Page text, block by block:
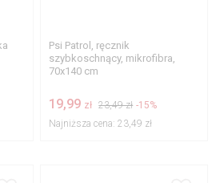
Psi Patrol, ręcznik
szybkoschnący, mikrofibra,
70x140 cm
19,99 zł 23,49 zł -15%
Najniższa cena: 23,49 zł